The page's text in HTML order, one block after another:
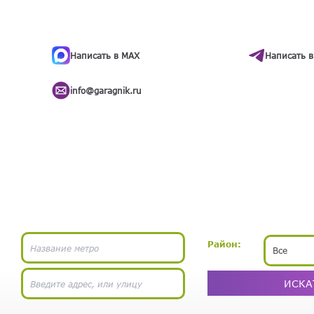
Написать в MAX Написать
info@garagnik.ru
Район:
Все